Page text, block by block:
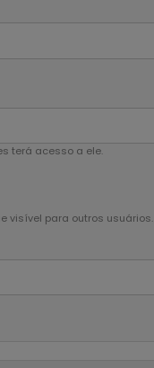
terá acesso a ele.
visível para outros usuários.